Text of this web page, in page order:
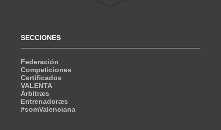
SECCIONES
Federación
Competiciones
Certificados
VALENTA
Árbitræs
Entrenadoræs
#somValenciana